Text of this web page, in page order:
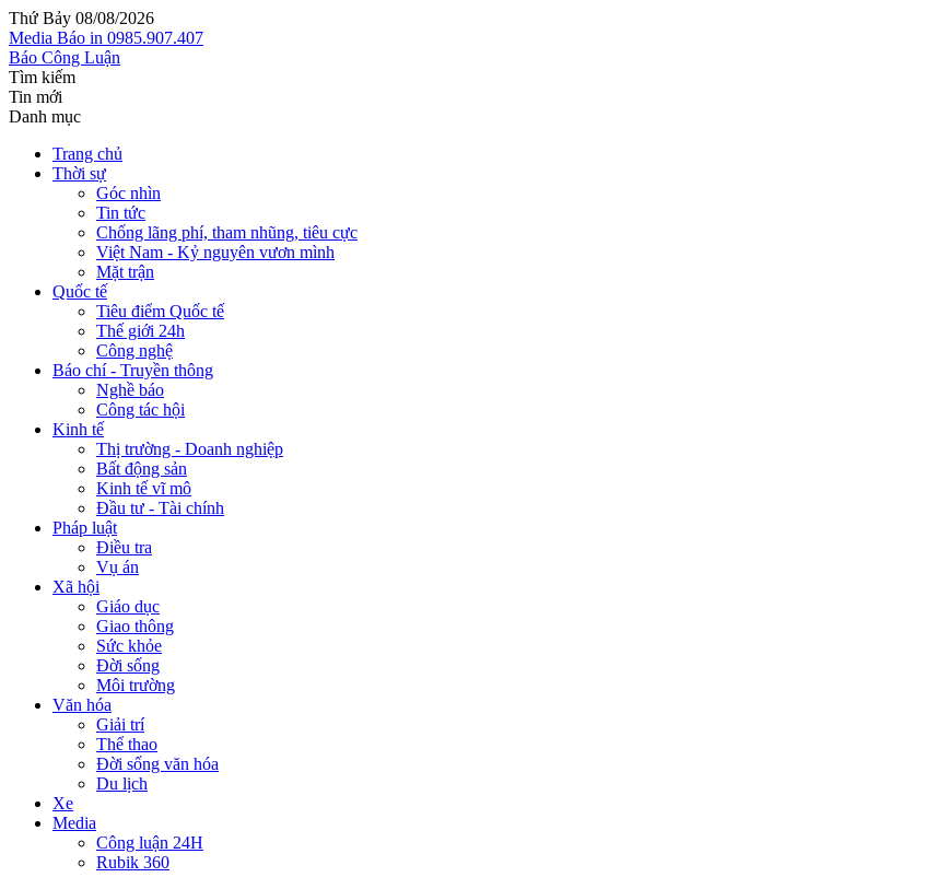
Thứ Bảy 08/08/2026
Media Báo in 0985.907.407
Báo Công Luận
Tìm kiếm
Tin mới
Danh mục
Trang chủ
Thời sự
Góc nhìn
Tin tức
Chống lãng phí, tham nhũng, tiêu cực
Việt Nam - Kỷ nguyên vươn mình
Mặt trận
Quốc tế
Tiêu điểm Quốc tế
Thế giới 24h
Công nghệ
Báo chí - Truyền thông
Nghề báo
Công tác hội
Kinh tế
Thị trường - Doanh nghiệp
Bất động sản
Kinh tế vĩ mô
Đầu tư - Tài chính
Pháp luật
Điều tra
Vụ án
Xã hội
Giáo dục
Giao thông
Sức khỏe
Đời sống
Môi trường
Văn hóa
Giải trí
Thể thao
Đời sống văn hóa
Du lịch
Xe
Media
Công luận 24H
Rubik 360